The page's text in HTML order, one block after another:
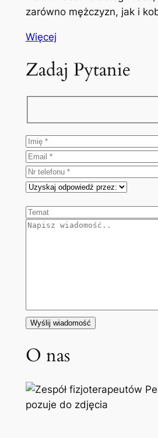
zarówno mężczyzn, jak i
Więcej
Zadaj Pytanie
O nas